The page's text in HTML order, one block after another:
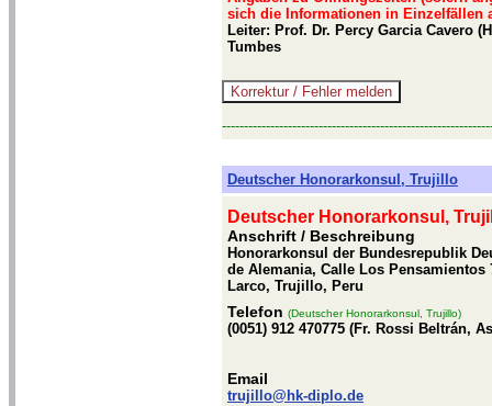
sich die Informationen in Einzelfällen
Leiter: Prof. Dr. Percy Garcia Cavero
Tumbes
Deutscher Honorarkonsul, Trujillo
Deutscher Honorarkonsul,
Anschrift / Beschreibung
Honorarkonsul der Bundesrepublik
de Alemania, Calle Los
Larco, Trujillo, Peru
Telefon (Deutscher Honorarkonsul, Trujillo)
(0051) 912 470775 (Fr. Rossi Beltrán,
Email
trujillo@hk-diplo.de